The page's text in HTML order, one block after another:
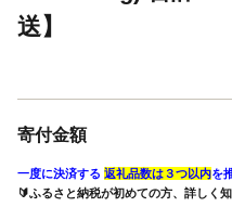
送】
寄付金額
一度に決済する 返礼品数は３つ以内を
🔰ふるさと納税が初めての方、詳しく